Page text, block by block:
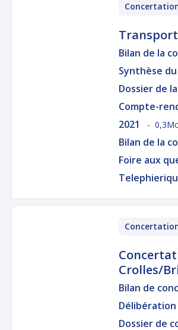
Bilan de la
Synthèse
Dossier de
Compte-
2021
-
Bilan de la
Foire aux
Crolles/
Bilan de
Dossier de